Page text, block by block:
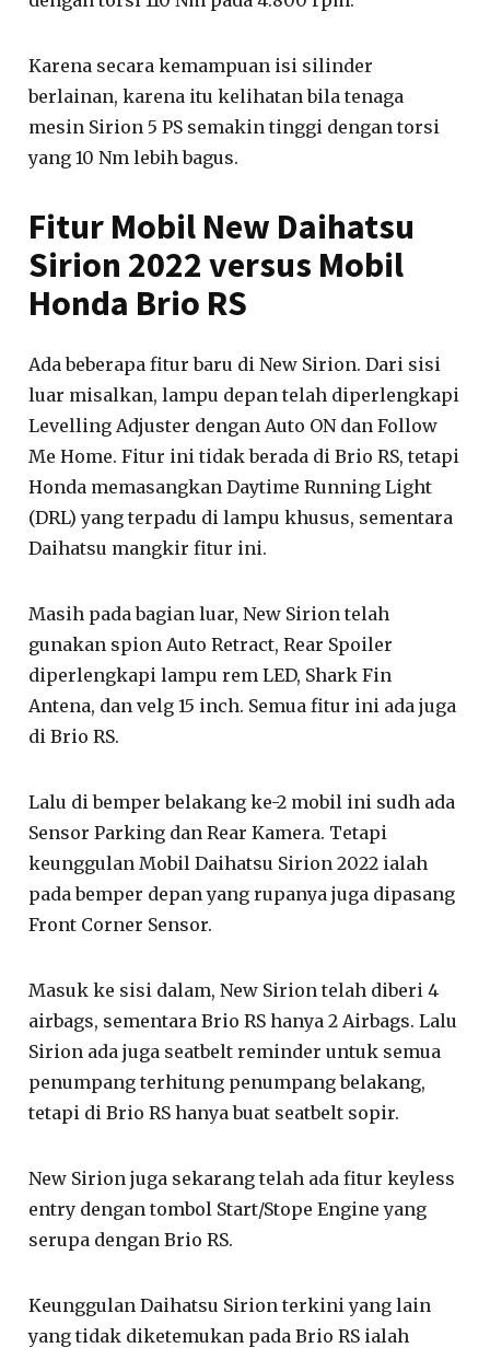
Karena secara kemampuan isi silinder
berlainan, karena itu kelihatan bila tenaga
mesin Sirion 5 PS semakin tinggi dengan torsi
yang 10 Nm lebih bagus.
Fitur Mobil New Daihatsu
Sirion 2022 versus Mobil
Honda Brio RS
Ada beberapa fitur baru di New Sirion. Dari sisi
luar misalkan, lampu depan telah diperlengkapi
Levelling Adjuster dengan Auto ON dan Follow
Me Home. Fitur ini tidak berada di Brio RS, tetapi
Honda memasangkan Daytime Running Light
(DRL) yang terpadu di lampu khusus, sementara
Daihatsu mangkir fitur ini.
Masih pada bagian luar, New Sirion telah
gunakan spion Auto Retract, Rear Spoiler
diperlengkapi lampu rem LED, Shark Fin
Antena, dan velg 15 inch. Semua fitur ini ada juga
di Brio RS.
Lalu di bemper belakang ke-2 mobil ini sudh ada
Sensor Parking dan Rear Kamera. Tetapi
keunggulan Mobil Daihatsu Sirion 2022 ialah
pada bemper depan yang rupanya juga dipasang
Front Corner Sensor.
Masuk ke sisi dalam, New Sirion telah diberi 4
airbags, sementara Brio RS hanya 2 Airbags. Lalu
Sirion ada juga seatbelt reminder untuk semua
penumpang terhitung penumpang belakang,
tetapi di Brio RS hanya buat seatbelt sopir.
New Sirion juga sekarang telah ada fitur keyless
entry dengan tombol Start/Stope Engine yang
serupa dengan Brio RS.
Keunggulan Daihatsu Sirion terkini yang lain
yang tidak diketemukan pada Brio RS ialah